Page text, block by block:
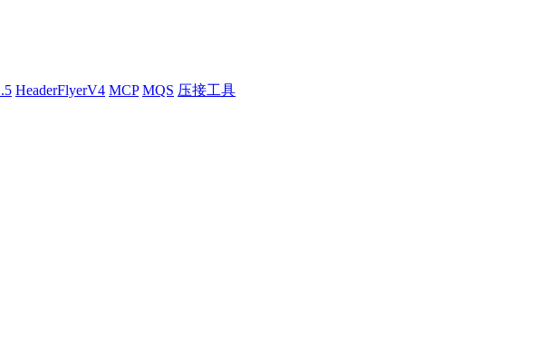
HeaderFlyerV4 MCP MQS 压接工具